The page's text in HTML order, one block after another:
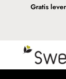
Gratis